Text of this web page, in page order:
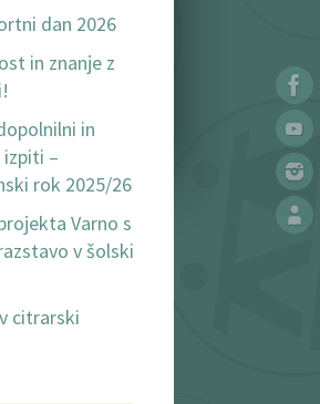
dan 2026
in znanje z
in
–
rok 2025/26
Varno s
v šolski
citrarski